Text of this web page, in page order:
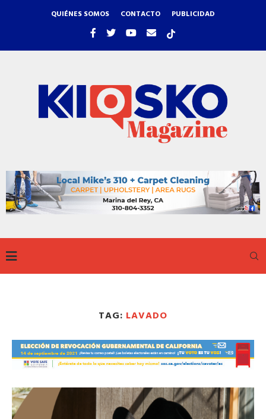
QUIÉNES SOMOS CONTACTO PUBLICIDAD
TAG: LAVADO